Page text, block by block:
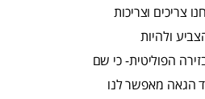
צריכים וצריכות
ולהיות
הפוליטית- כי שם
הגאה מאפשר לנו